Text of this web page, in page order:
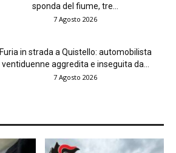
sponda del fiume, tre...
7 Agosto 2026
Furia in strada a Quistello: automobilista
ventiduenne aggredita e inseguita da...
7 Agosto 2026